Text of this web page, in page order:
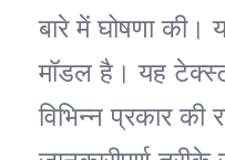
बारे में घोषणा की।
मॉडल है। यह
विभिन्न प्रकार